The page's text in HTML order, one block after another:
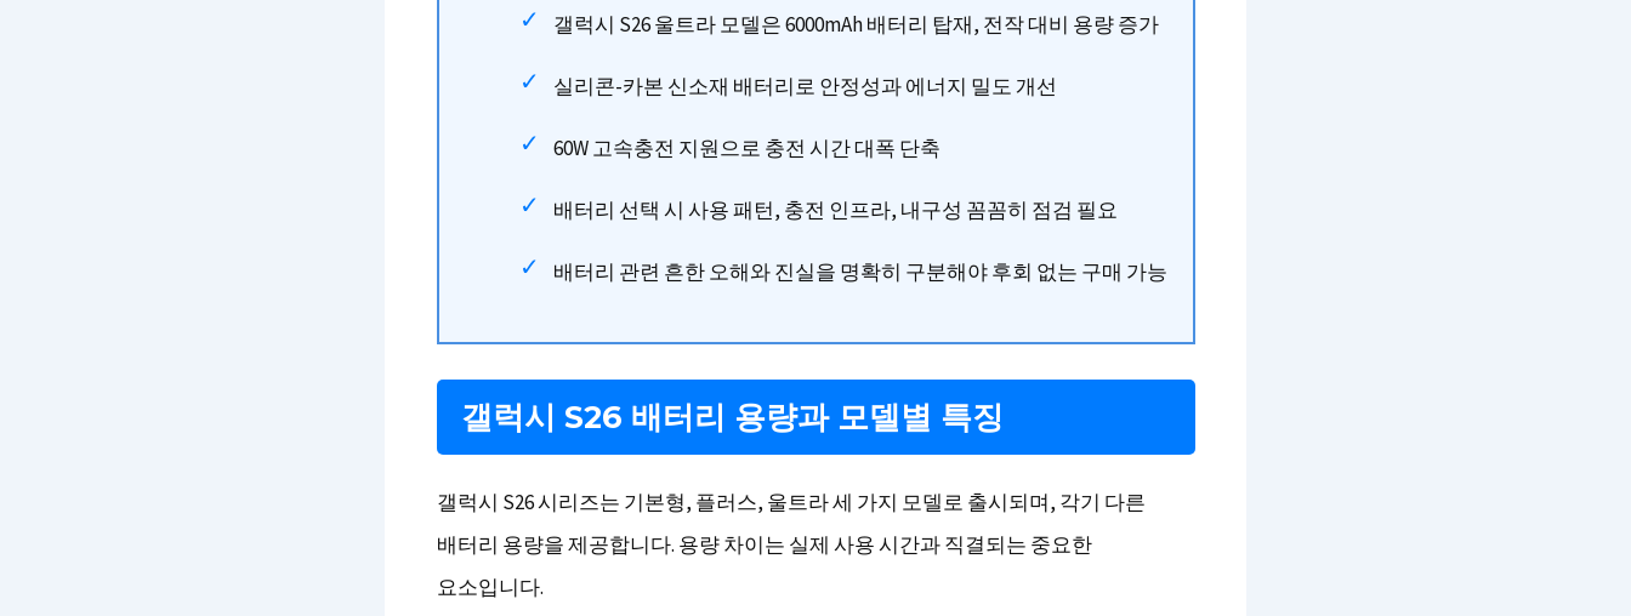
갤럭시 S26 울트라 모델은 6000mAh 배터리 탑재, 전작 대비 용량 증가
실리콘-카본 신소재 배터리로 안정성과 에너지 밀도 개선
60W 고속충전 지원으로 충전 시간 대폭 단축
배터리 선택 시 사용 패턴, 충전 인프라, 내구성 꼼꼼히 점검 필요
배터리 관련 흔한 오해와 진실을 명확히 구분해야 후회 없는 구매 가능
갤럭시 S26 배터리 용량과 모델별 특징
갤럭시 S26 시리즈는 기본형, 플러스, 울트라 세 가지 모델로 출시되며, 각기 다른
배터리 용량을 제공합니다. 용량 차이는 실제 사용 시간과 직결되는 중요한
요소입니다.